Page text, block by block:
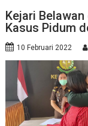
Kejari
Kasus Pidum
10 Februari 2022